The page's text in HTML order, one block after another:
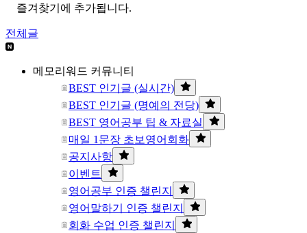
즐겨찾기에 추가됩니다.
전체글
메모리워드 커뮤니티
BEST 인기글 (실시간)
BEST 인기글 (명예의 전당)
BEST 영어공부 팁 & 자료실
매일 1문장 초보영어회화
공지사항
이벤트
영어공부 인증 챌린지
영어말하기 인증 챌린지
회화 수업 인증 챌린지